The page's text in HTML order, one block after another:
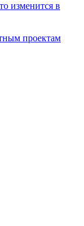
изменится в
проектам